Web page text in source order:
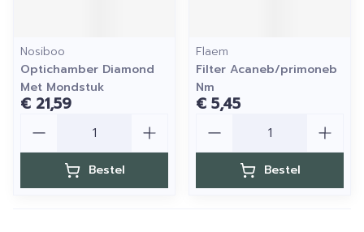
Nosiboo
Optichamber Diamond
Met Mondstuk
€ 21,59
Bestel
Flaem
Filter Acaneb/primoneb
Nm
€ 5,45
Bestel